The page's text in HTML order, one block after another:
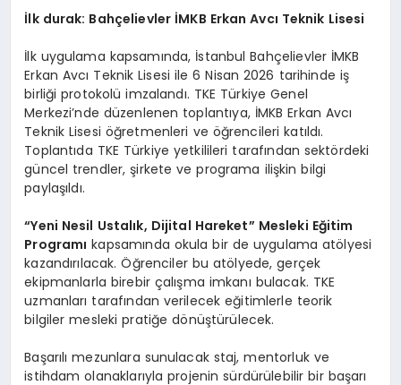
İlk durak: Bahçelievler İMKB Erkan Avcı Teknik Lisesi
İlk uygulama kapsamında, İstanbul Bahçelievler İMKB
Erkan Avcı Teknik Lisesi ile 6 Nisan 2026 tarihinde iş
birliği protokolü imzalandı. TKE Türkiye Genel
Merkezi’nde düzenlenen toplantıya, İMKB Erkan Avcı
Teknik Lisesi öğretmenleri ve öğrencileri katıldı.
Toplantıda TKE Türkiye yetkilileri tarafından sektördeki
güncel trendler, şirkete ve programa ilişkin bilgi
paylaşıldı.
“Yeni Nesil Ustalık, Dijital Hareket” Mesleki Eğitim
Programı kapsamında okula bir de uygulama atölyesi
kazandırılacak. Öğrenciler bu atölyede, gerçek
ekipmanlarla birebir çalışma imkanı bulacak. TKE
uzmanları tarafından verilecek eğitimlerle teorik
bilgiler mesleki pratiğe dönüştürülecek.
Başarılı mezunlara sunulacak staj, mentorluk ve
istihdam olanaklarıyla projenin sürdürülebilir bir başarı